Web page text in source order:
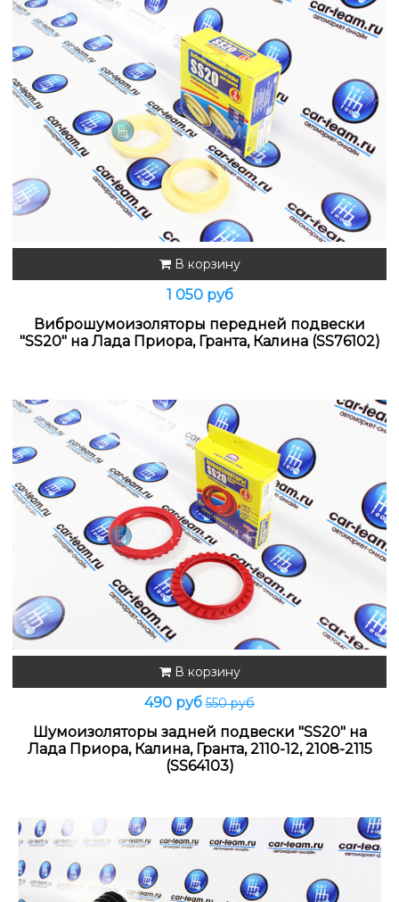
В корзину
1 050 руб
Виброшумоизоляторы передней подвески
"SS20" на Лада Приора, Гранта, Калина (SS76102)
В корзину
490 руб 550 руб
Шумоизоляторы задней подвески "SS20" на
Лада Приора, Калина, Гранта, 2110-12, 2108-2115
(SS64103)